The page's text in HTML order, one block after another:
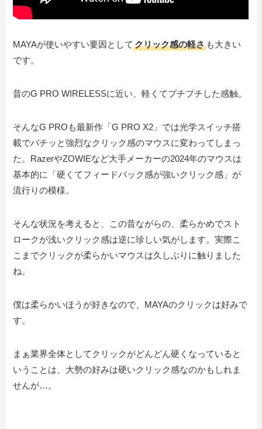
MAYAが使いやすい要因としてクリック感の軽さ も大きい
です。
昔のG PRO WIRELESSに近い、軽くてプチプチした感触。
そんなG PROも最新作「G PRO X2」では光学スイッチ搭
載でバチッと強烈なクリック感のマウスに変わってしまっ
た。RazerやZOWIEなど大手メーカーの2024年のマウスは
基本的に「硬くてフィードバック感が強いクリック感」が
流行りの模様。
そんな状況を考えると、この昔ながらの、柔らかめでスト
ロークが浅いクリック感は逆に珍しい気がします。実際こ
こまでクリックが柔らかいマウスは久しぶりに触りました
ね。
僕は柔らかいほうが好きなので、MAYAのクリックは好みで
す。
まぁ業界全体としてクリックがどんどん硬くなっていると
いうことは、大勢の好みは硬いクリック感なのかもしれま
せんが…。